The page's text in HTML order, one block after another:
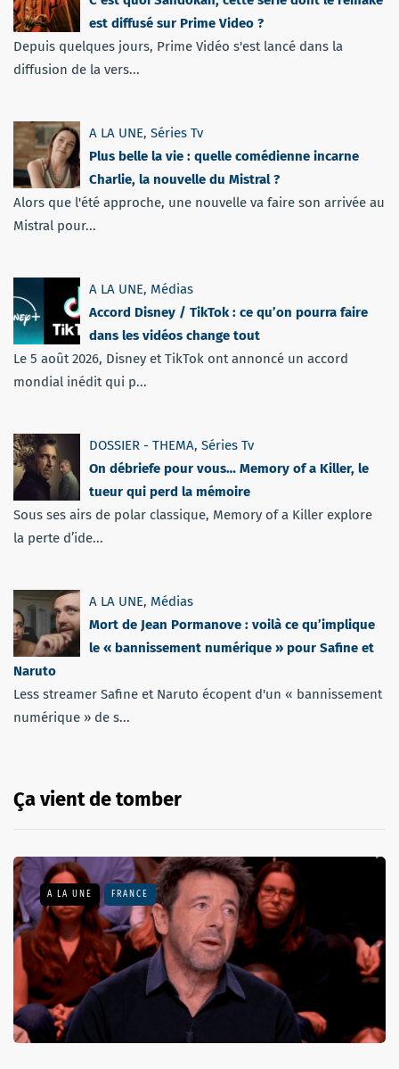
est diffusé sur Prime Video ?
Depuis quelques jours, Prime Vidéo s'est lancé dans la
diffusion de la vers...
A LA UNE, Séries Tv
Plus belle la vie : quelle comédienne incarne
Charlie, la nouvelle du Mistral ?
Alors que l'été approche, une nouvelle va faire son arrivée au
Mistral pour...
A LA UNE, Médias
Accord Disney / TikTok : ce qu’on pourra faire
dans les vidéos change tout
Le 5 août 2026, Disney et TikTok ont annoncé un accord
mondial inédit qui p...
DOSSIER - THEMA, Séries Tv
On débriefe pour vous… Memory of a Killer, le
tueur qui perd la mémoire
Sous ses airs de polar classique, Memory of a Killer explore
la perte d’ide...
A LA UNE, Médias
Mort de Jean Pormanove : voilà ce qu’implique
le « bannissement numérique » pour Safine et
Naruto
Less streamer Safine et Naruto écopent d'un « bannissement
numérique » de s...
Ça vient de tomber
A LA UNE FRANCE